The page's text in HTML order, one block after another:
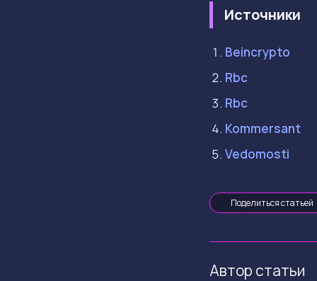
Источники
Beincrypto
Rbc
Rbc
Kommersant
Vedomosti
Поделиться статьей
Автор статьи